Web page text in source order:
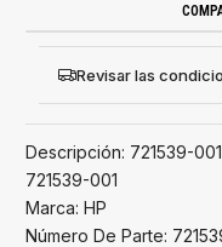
Revisar las
Descripción: 721539-
721539-001
Marca: HP
Número De Parte: